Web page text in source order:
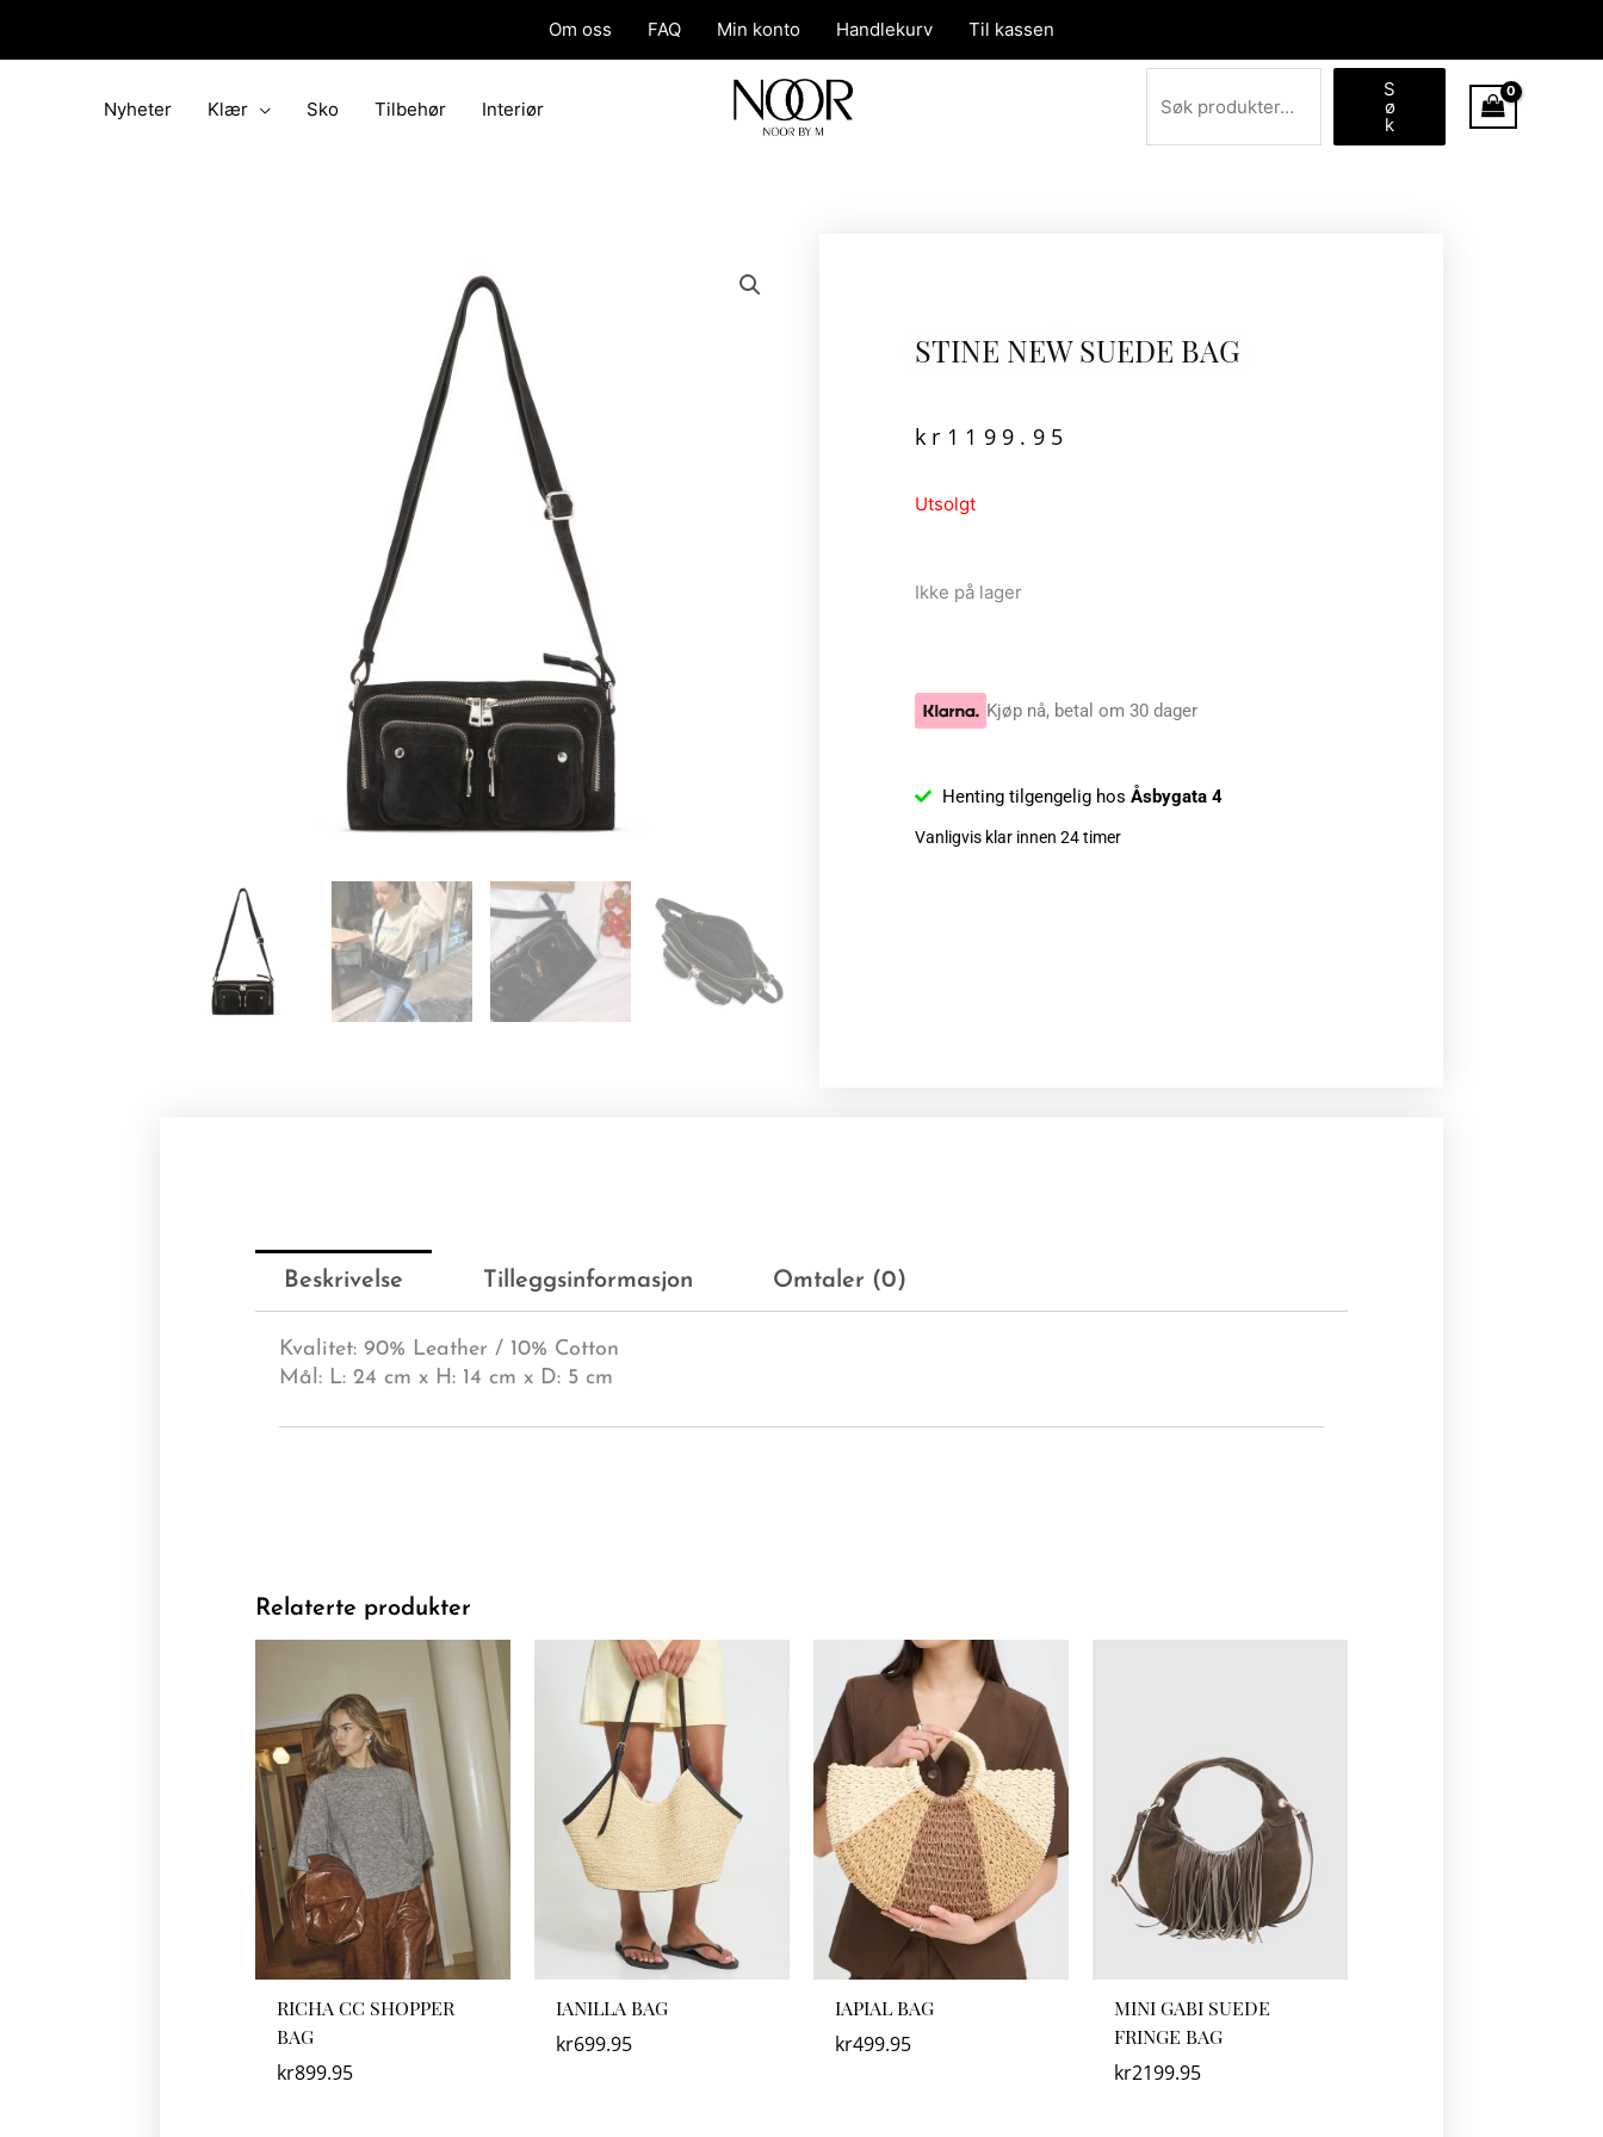
Om oss FAQ Min konto Handlekurv Til kassen
Nyheter Klær Sko Tilbehør Interiør
Søk
S
ø
k
STINE NEW SUEDE BAG
kr 1199.95
Utsolgt
Ikke på lager
Kjøp nå, betal om 30 dager
Henting tilgengelig hos Åsbygata 4
Vanligvis klar innen 24 timer
Beskrivelse Tilleggsinformasjon Omtaler (0)
Kvalitet: 90% Leather / 10% Cotton
Mål: L: 24 cm x H: 14 cm x D: 5 cm
Relaterte produkter
RICHA CC SHOPPER
BAG
kr899.95
IANILLA BAG
kr699.95
IAPIAL BAG
kr499.95
MINI GABI SUEDE
FRINGE BAG
kr2199.95